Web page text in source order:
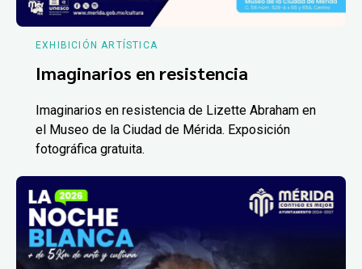
EXHIBICIÓN ARTÍSTICA
Imaginarios en resistencia
Imaginarios en resistencia de Lizette Abraham en
el Museo de la Ciudad de Mérida. Exposición
fotográfica gratuita.